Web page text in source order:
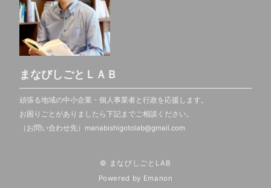
まなびしごとＬＡＢ
頑張る地域の中小企業・個人事業者と行政を応援します。
お困りごとがありましたら下記までご相談ください。
（お問い合わせ先）manabishigotolab@gmail.com
© まなびしごとLAB
Powered by Emanon